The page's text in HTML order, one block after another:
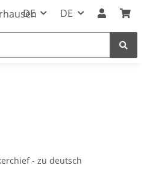
DE DE
- zu deutsch